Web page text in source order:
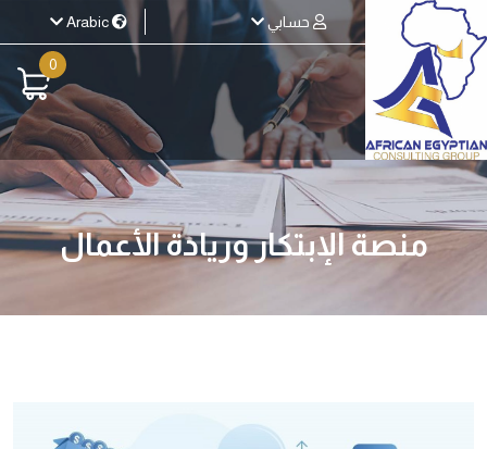
حسابي Arabic
0
منصة الإبتكار وريادة الأعمال